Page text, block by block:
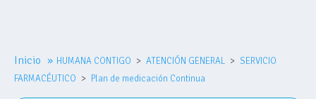
Nosotros
MiHumana
Inicio » HUMANA CONTIGO ATENCIÓN GENERAL
SERVICIO
FARMACÉUTICO
Plan de medicación Continua